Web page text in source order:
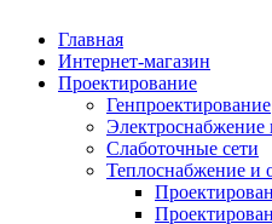
Главная
Интернет-магазин
Проектирование
Генпроектирование
Электроснабжение
Слаботочные сети
Теплоснабжение и